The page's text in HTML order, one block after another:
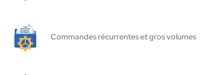
Commandes récurrentes et gros volumes